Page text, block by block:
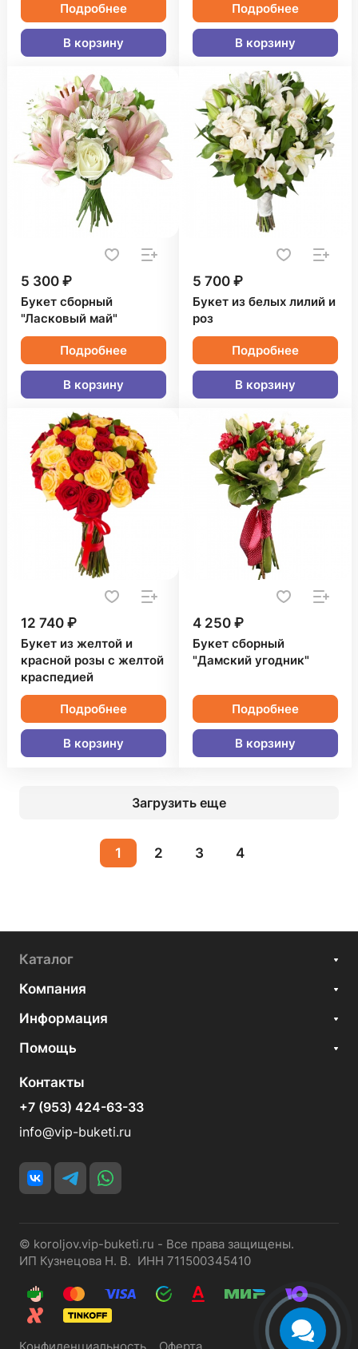
Подробнее
В корзину
Подробнее
В корзину
5 300 ₽
Букет сборный
"Ласковый май"
Подробнее
В корзину
5 700 ₽
Букет из белых лилий и
роз
Подробнее
В корзину
12 740 ₽
Букет из желтой и
красной розы с желтой
краспедией
Подробнее
В корзину
4 250 ₽
Букет сборный
"Дамский угодник"
Подробнее
В корзину
Загрузить еще
1 2 3 4
Каталог
Компания
Информация
Помощь
Контакты
+7 (953) 424-63-33
info@vip-buketi.ru
© koroljov.vip-buketi.ru - Все права защищены.
ИП Кузнецова Н. В. ИНН 711500345410